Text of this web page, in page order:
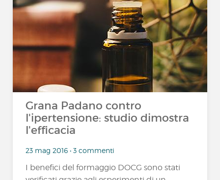
Grana Padano contro
l'ipertensione: studio dimostra
l'efficacia
23 mag 2016 • 3 commenti
I benefici del formaggio DOCG sono stati